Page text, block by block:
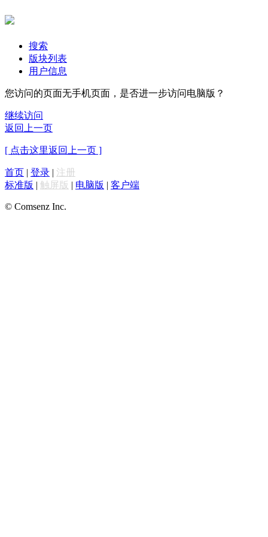
搜索
版块列表
用户信息
您访问的页面无手机页面，是否进一步访问电脑版？
继续访问
返回上一页
[ 点击这里返回上一页 ]
首页 | 登录 | 注册
标准版 | 触屏版 | 电脑版 | 客户端
© Comsenz Inc.